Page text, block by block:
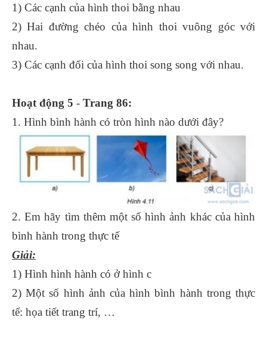
1) Các cạnh của hình thoi bằng nhau
2) Hai đường chéo của hình thoi vuông góc với
nhau.
3) Các cạnh đối của hình thoi song song với nhau.
Hoạt động 5 - Trang 86:
1. Hình bình hành có tròn hình nào dưới đây?
2. Em hãy tìm thêm một số hình ảnh khác của hình
bình hành trong thực tế
Giải:
1) Hình hình hành có ở hình c
2) Một số hình ảnh của hình bình hành trong thực
tế: họa tiết trang trí, …